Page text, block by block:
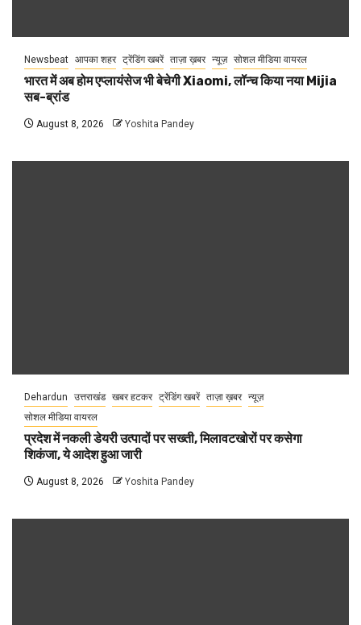
Newsbeat आपका शहर ट्रेंडिंग खबरें ताज़ा ख़बर न्यूज़ सोशल मीडिया वायरल
भारत में अब होम एप्लायंसेज भी बेचेगी Xiaomi, लॉन्च किया नया Mijia
सब-ब्रांड
August 8, 2026 Yoshita Pandey
Dehardun उत्तराखंड खबर हटकर ट्रेंडिंग खबरें ताज़ा ख़बर न्यूज़
सोशल मीडिया वायरल
प्रदेश में नकली डेयरी उत्पादों पर सख्ती, मिलावटखोरों पर कसेगा
शिकंजा, ये आदेश हुआ जारी
August 8, 2026 Yoshita Pandey